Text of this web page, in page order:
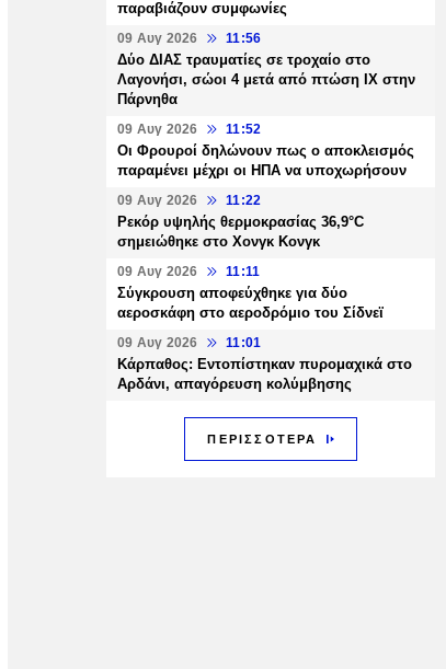
παραβιάζουν συμφωνίες
09 Αυγ 2026 11:56
Δύο ΔΙΑΣ τραυματίες σε τροχαίο στο
Λαγονήσι, σώοι 4 μετά από πτώση ΙΧ στην
Πάρνηθα
09 Αυγ 2026 11:52
Οι Φρουροί δηλώνουν πως ο αποκλεισμός
παραμένει μέχρι οι ΗΠΑ να υποχωρήσουν
09 Αυγ 2026 11:22
Ρεκόρ υψηλής θερμοκρασίας 36,9°C
σημειώθηκε στο Χονγκ Κονγκ
09 Αυγ 2026 11:11
Σύγκρουση αποφεύχθηκε για δύο
αεροσκάφη στο αεροδρόμιο του Σίδνεϊ
09 Αυγ 2026 11:01
Κάρπαθος: Εντοπίστηκαν πυρομαχικά στο
Αρδάνι, απαγόρευση κολύμβησης
ΠΕΡΙΣΣΟΤΕΡΑ